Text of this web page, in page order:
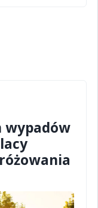
wypadów